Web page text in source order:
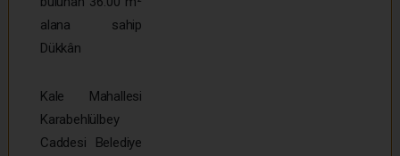
alana sahip
Dükkân
Kale Mahallesi
Karabehlülbey
Caddesi Belediye